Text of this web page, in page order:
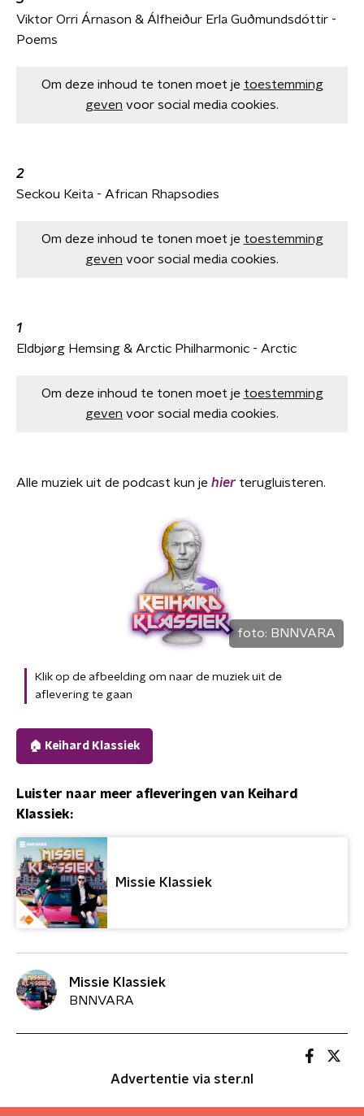
Viktor Orri Árnason & Álfheiður Erla Guðmundsdóttir -
Poems
Om deze inhoud te tonen moet je toestemming
geven voor social media cookies.
2
Seckou Keita - African Rhapsodies
Om deze inhoud te tonen moet je toestemming
geven voor social media cookies.
1
Eldbjørg Hemsing & Arctic Philharmonic - Arctic
Om deze inhoud te tonen moet je toestemming
geven voor social media cookies.
Alle muziek uit de podcast kun je hier terugluisteren.
foto: BNNVARA
Klik op de afbeelding om naar de muziek uit de
aflevering te gaan
🏠 Keihard Klassiek
Luister naar meer afleveringen van Keihard
Klassiek:
Missie Klassiek
Missie Klassiek
BNNVARA
Advertentie via ster.nl